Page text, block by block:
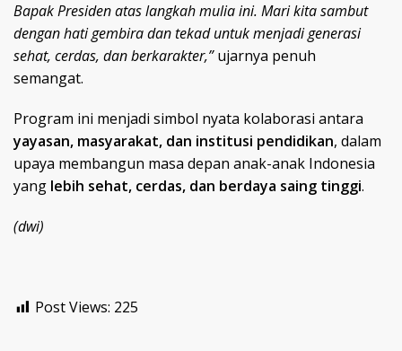
Bapak Presiden atas langkah mulia ini. Mari kita sambut
dengan hati gembira dan tekad untuk menjadi generasi
sehat, cerdas, dan berkarakter,”ujarnya penuh
semangat.
Program ini menjadi simbol nyata kolaborasi antara
yayasan, masyarakat, dan institusi pendidikan, dalam
upaya membangun masa depan anak-anak Indonesia
yang lebih sehat, cerdas, dan berdaya saing tinggi.
(dwi)
Post Views: 225